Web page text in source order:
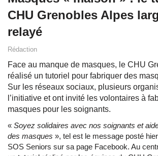
CHU Grenobles Alpes
relayé
Rédaction
Face au manque de masques, le CHU
réalisé un tutoriel pour fabriquer des
Sur les réseaux sociaux, plusieurs
l’initiative et ont invité les volontaires à
masques pour les soignants.
« Soyez solidaires avec nos soignants et
des masques », tel est le message posté
SOS Seniors sur sa page Facebook. Au